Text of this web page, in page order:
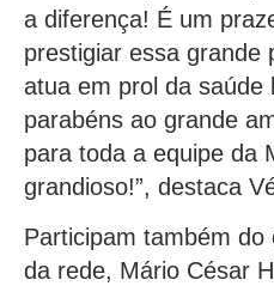
a diferença! É um
prestigiar essa grande
atua em prol da saúde
parabéns ao grande
para toda a equipe da
grandioso!”, destaca
Participam também do
da rede, Mário César